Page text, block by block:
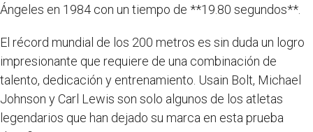
Ángeles en 1984 con un tiempo de **19.80 segundos**.
El récord mundial de los 200 metros es sin duda un logro
impresionante que requiere de una combinación de
talento, dedicación y entrenamiento. Usain Bolt, Michael
Johnson y Carl Lewis son solo algunos de los atletas
legendarios que han dejado su marca en esta prueba